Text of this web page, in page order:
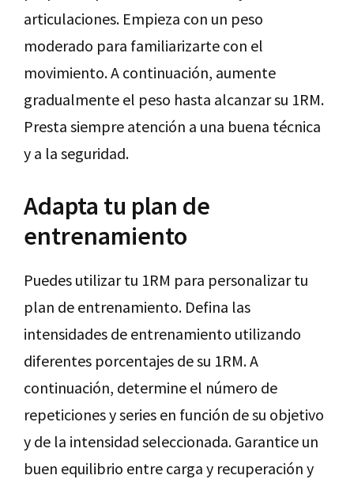
articulaciones. Empieza con un peso
moderado para familiarizarte con el
movimiento. A continuación, aumente
gradualmente el peso hasta alcanzar su 1RM.
Presta siempre atención a una buena técnica
y a la seguridad.
Adapta tu plan de
entrenamiento
Puedes utilizar tu 1RM para personalizar tu
plan de entrenamiento. Defina las
intensidades de entrenamiento utilizando
diferentes porcentajes de su 1RM. A
continuación, determine el número de
repeticiones y series en función de su objetivo
y de la intensidad seleccionada. Garantice un
buen equilibrio entre carga y recuperación y